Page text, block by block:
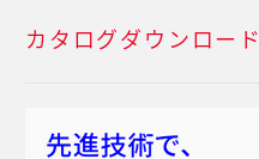
カタログダウンロード